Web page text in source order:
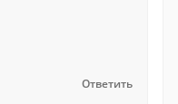
Ответить